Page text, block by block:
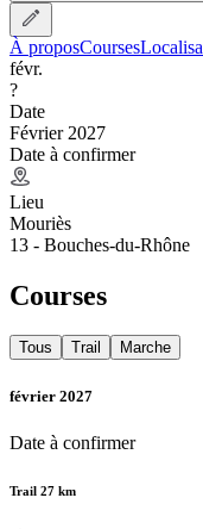
À proposCourses
févr.
?
Date
Février 2027
Date à confirmer
Lieu
Mouriès
13 - Bouches-du-Rhône
Courses
Tous Trail Marche
février 2027
Date à confirmer
Trail 27 km